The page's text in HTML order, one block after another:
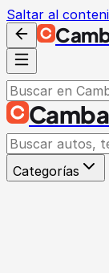
Saltar al
Categorías